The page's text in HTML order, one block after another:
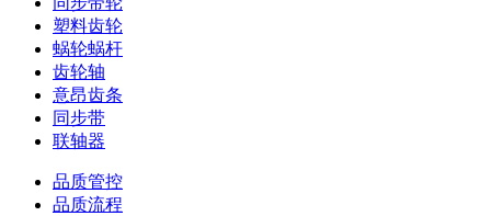
塑料齿轮
蜗轮蜗杆
齿轮轴
意昂齿条
同步带
联轴器
品质管控
品质流程